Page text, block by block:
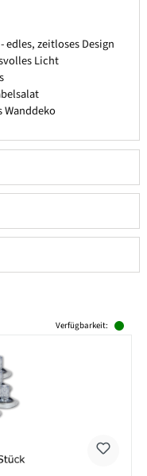
zeitloses Design
Licht
Wanddeko
Verfügbarkeit: